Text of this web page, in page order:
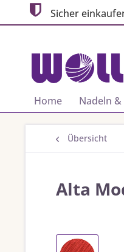
Sicher
Home Nadeln
Übersicht
Alta